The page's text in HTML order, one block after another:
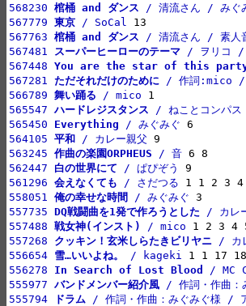
568230 棺桶 and ダンス / 清流さん / みぐ
567779 東京 / SoCal
567763 棺桶 and ダンス / 清流さん / 素人
567481
スーパーヒーローのテーマ / ヲリコ /
567448 You are the star of this
567281 ただそれだけのために / 作詞:mico /
566789 舞い踊る / mico
565547 ハードレジスタンス / ねことコンパス
565450 Everything / みぐみぐ
564105 平和 / カレー親父
563245 作曲の楽園ORPHEUS / 音
562447 白の世界にて / ぱぴぞう
561296 会えなくても / さだつる
558051 俺の幸せな時間 / みぐみぐ
557735 DQ戦闘曲を1発で作ろうとした / カレ
557488 戦女神(インスト)
/ mico
557268 クッキン！玄米しらたきビリヤニ / カ
556654 雪…いいよね。 / kageki
556278 In Search of Lost Blood / MC
555977 バンドメンバー紹介風 / 作詞・作曲：
555794
ドラム / 作詞・作曲：みぐみぐ様 /